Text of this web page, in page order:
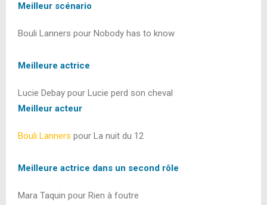
Meilleur scénario
Bouli Lanners pour Nobody has to know
Meilleure actrice
Lucie Debay pour Lucie perd son cheval
Meilleur acteur
Bouli Lanners pour La nuit du 12
Meilleure actrice dans un second rôle
Mara Taquin pour Rien à foutre